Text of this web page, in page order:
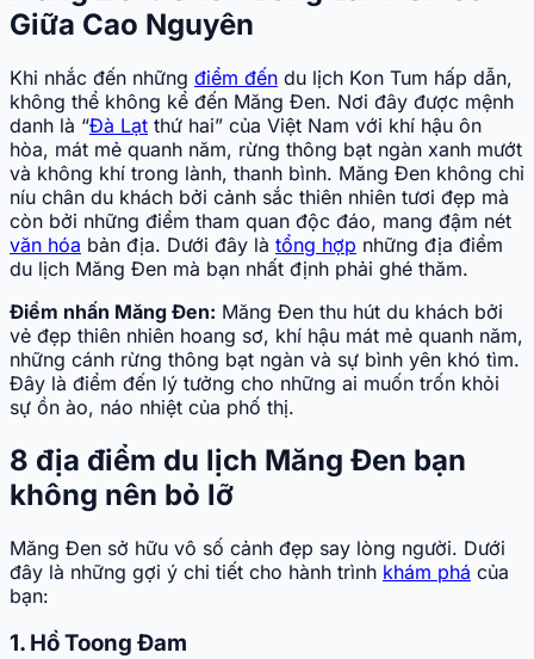
Giữa Cao Nguyên
Khi nhắc đến những điểm đến du lịch Kon Tum hấp dẫn,
không thể không kể đến Măng Đen. Nơi đây được mệnh
danh là “Đà Lạt thứ hai” của Việt Nam với khí hậu ôn
hòa, mát mẻ quanh năm, rừng thông bạt ngàn xanh mướt
và không khí trong lành, thanh bình. Măng Đen không chỉ
níu chân du khách bởi cảnh sắc thiên nhiên tươi đẹp mà
còn bởi những điểm tham quan độc đáo, mang đậm nét
văn hóa bản địa. Dưới đây là tổng hợp những địa điểm
du lịch Măng Đen mà bạn nhất định phải ghé thăm.
Điểm nhấn Măng Đen: Măng Đen thu hút du khách bởi
vẻ đẹp thiên nhiên hoang sơ, khí hậu mát mẻ quanh năm,
những cánh rừng thông bạt ngàn và sự bình yên khó tìm.
Đây là điểm đến lý tưởng cho những ai muốn trốn khỏi
sự ồn ào, náo nhiệt của phố thị.
8 địa điểm du lịch Măng Đen bạn
không nên bỏ lỡ
Măng Đen sở hữu vô số cảnh đẹp say lòng người. Dưới
đây là những gợi ý chi tiết cho hành trình khám phá của
bạn:
1. Hồ Toong Đam